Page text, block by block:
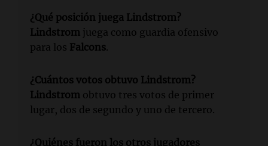
¿Qué posición juega Lindstrom?
Lindstrom juega como guardia ofensivo
para los Falcons.
¿Cuántos votos obtuvo Lindstrom?
Lindstrom obtuvo tres votos de primer
lugar, dos de segundo y uno de tercero.
¿Quiénes fueron los otros jugadores